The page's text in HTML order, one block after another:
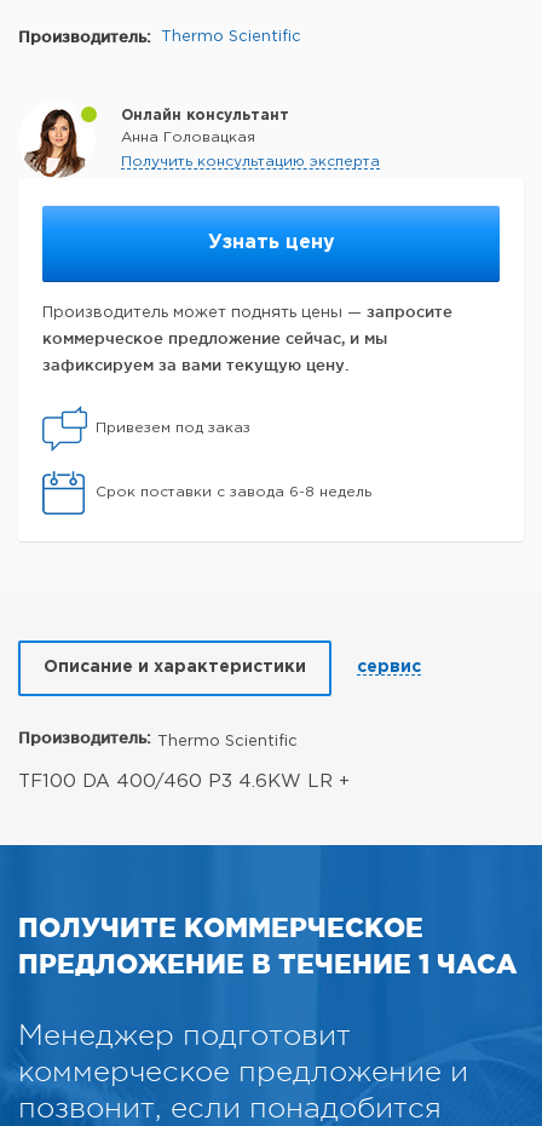
Узнать цену
Производитель может поднять цены — запросите
коммерческое предложение сейчас, и мы
зафиксируем за вами текущую цену.
Привезем под заказ
Срок поставки с завода 6-8 недель
Производитель: Thermo Scientific
Онлайн консультант
Анна Головацкая
Получить консультацию эксперта
Описание и характеристики сервис
Производитель: Thermo Scientific
TF100 DA 400/460 P3 4.6KW LR +
ПОЛУЧИТЕ КОММЕРЧЕСКОЕ
ПРЕДЛОЖЕНИЕ В ТЕЧЕНИЕ 1 ЧАСА
Менеджер подготовит
коммерческое предложение и
позвонит, если понадобится